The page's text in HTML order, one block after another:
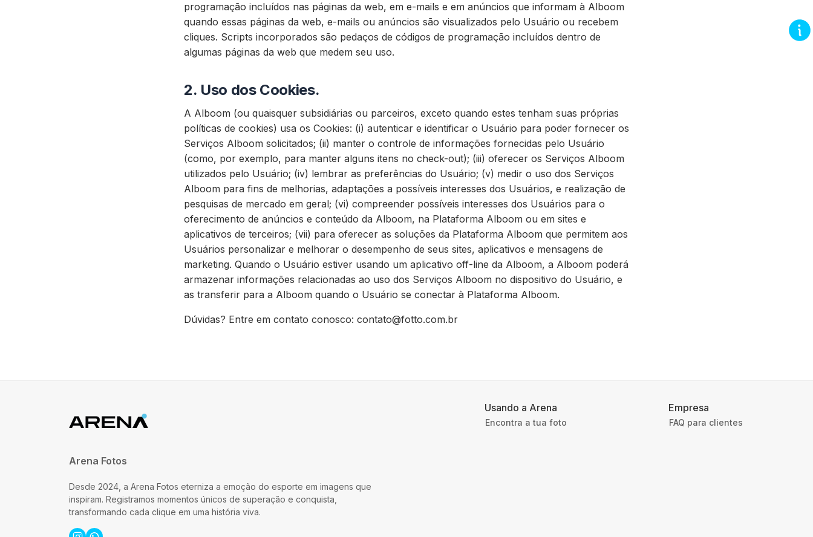
programação incluídos nas páginas da web, em e-mails e em anúncios que informam à Alboom
quando essas páginas da web, e-mails ou anúncios são visualizados pelo Usuário ou recebem
cliques. Scripts incorporados são pedaços de códigos de programação incluídos dentro de
algumas páginas da web que medem seu uso.
2. Uso dos Cookies.
A Alboom (ou quaisquer subsidiárias ou parceiros, exceto quando estes tenham suas próprias
políticas de cookies) usa os Cookies: (i) autenticar e identificar o Usuário para poder fornecer os
Serviços Alboom solicitados; (ii) manter o controle de informações fornecidas pelo Usuário
(como, por exemplo, para manter alguns itens no check-out); (iii) oferecer os Serviços Alboom
utilizados pelo Usuário; (iv) lembrar as preferências do Usuário; (v) medir o uso dos Serviços
Alboom para fins de melhorias, adaptações a possíveis interesses dos Usuários, e realização de
pesquisas de mercado em geral; (vi) compreender possíveis interesses dos Usuários para o
oferecimento de anúncios e conteúdo da Alboom, na Plataforma Alboom ou em sites e
aplicativos de terceiros; (vii) para oferecer as soluções da Plataforma Alboom que permitem aos
Usuários personalizar e melhorar o desempenho de seus sites, aplicativos e mensagens de
marketing. Quando o Usuário estiver usando um aplicativo off-line da Alboom, a Alboom poderá
armazenar informações relacionadas ao uso dos Serviços Alboom no dispositivo do Usuário, e
as transferir para a Alboom quando o Usuário se conectar à Plataforma Alboom.
Dúvidas? Entre em contato conosco: contato@fotto.com.br
Arena Fotos
Desde 2024, a Arena Fotos eterniza a emoção do esporte em imagens que
inspiram. Registramos momentos únicos de superação e conquista,
transformando cada clique em uma história viva.
Usando a Arena
Encontra a tua foto
Empresa
FAQ para clientes